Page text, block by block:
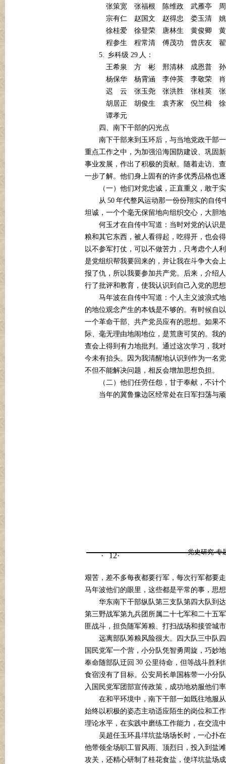
张策宽 张福根 陈维政 武雁亭
周
宗有仁
赵国文 赵得忠 娄玉清
徐桂爱
徐登荣 唐林生 黄俊卿
程参生
程常清 傅茂功 曾庆友
5.
乡科级 29 人：
王希泉
方 彬 邢清林 成恩普
杨保华
杨霄涵 李仲英 李敬荣
迟
云 张玉尧 张洪胜 张桂英
胡居正
胡俊生 袁齐家 倪兰楫
谭孝元
四、南下干部的闪光点
南下干部来到玉环后，与当地党政干部
重点工作之中，为加强沿海国防建设、巩固
事业发展，作出了积极的贡献。随着走访、
一步了解。他们身上固有的许多优秀品格也
（一）他们对党忠诚，正直重义，敢于
从 50 年代整风运动那一份份翔实的自传
坦诚，一个个毫无保留地向组织交心，大胆
何玉才在自传中写道：当时对党的认识
粮和其它东西，被人看得起，吃得开，也会
以不参军打仗，可以不做苦力，只考虑个人
是党组织帮我要回来的，并让我在斗争大会
报了仇，所以我要参加共产党。后来，介绍
行了批评和教育，使我认识到自己入党的思
马年波在自传中写道：个人主义波浪式
的地位观念产生的本钱是不够的。有时候自
一个革命干部、共产党员应有的思想。如果
际、毫无理由地闹地位，是荒唐可笑的。我
查会上得到有力地批判。通过这次学习，我
今未有抬头。因为我清醒地认识到作为一名
不但不能解决问题，相反会增加思想负担。
（二）他们任劳任怨，甘于奉献，不计
当年的冀鲁豫边区经常处在日军扫荡与
党史研究·专
· 12·
艰苦，差不多每夜都要行军，每次行军都要走
马年波他们的眼里，这些都是平常的事，思
华东南下干部纵队第三支队第四大队到
第三野战军第九兵团所属二十七军和二十五
匪战斗，担负随军筹粮、打扫战场和接管城
远离部队筹粮风险很大。四大队三中队
国民党军一个营，小分队凭智勇周旋，巧妙
奉命随部队迂回 30 公里待命，但等战斗胜利
食宿没有了目标。公安局长单国栋带一小分
入国民党军团部宣传政策，成功地劝服他们
在和平环境中，南下干部一如既往地服
始终以积极的姿态主动适应陌生的岗位和工
理论水平，在实践中磨练工作能力，在交流
吴超任玉环县垟坑盐场场长时，一心扑
他带领全场职工冒风雨、顶烈日，投入到盐
攻关，还精心研制了桂花食盐，使垟坑盐场